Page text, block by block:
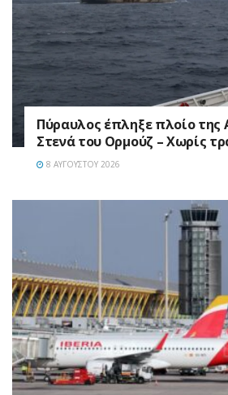
Πύραυλος έπληξε πλοίο της
Στενά του Ορμούζ – Χωρίς
8 ΑΥΓΟΎΣΤΟΥ 2026